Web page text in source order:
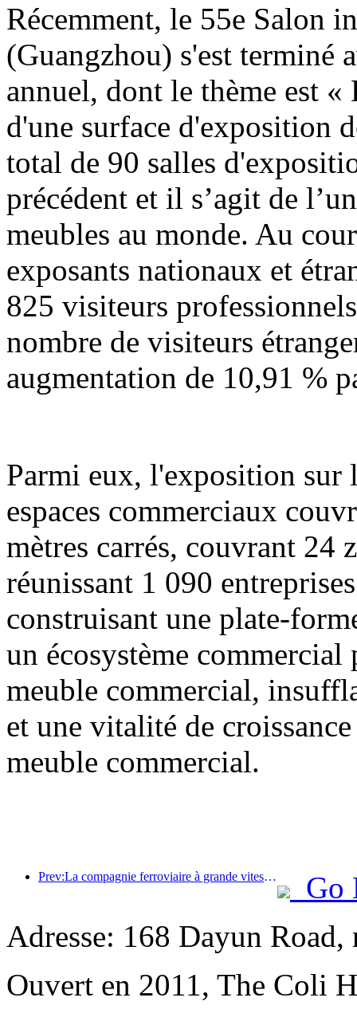
Récemment, le 55e Salon
(Guangzhou) s'est terminé
annuel, dont le thème est
d'une surface d'exposition
total de 90 salles
précédent et il s’agit de
meubles au monde. Au
exposants nationaux et
825 visiteurs
nombre de visiteurs
augmentation de 10,91 %
Parmi eux, l'exposition sur
espaces commerciaux
mètres carrés, couvrant 24
réunissant 1 090
construisant une plate-
un écosystème
meuble commercial,
et une vitalité de
meuble commercial.
Prev:La compagnie ferroviaire à grande vitesse Pékin-Shanghai et l'Institut chinois d'économie ferroviaire ont conclu une coopération stratégique pour promouvoir conjointement le développement de haute qualité du chemin de fer à grande vitesse.
Go
Adresse: 168 Dayun
Ouvert en 2011, The Coli